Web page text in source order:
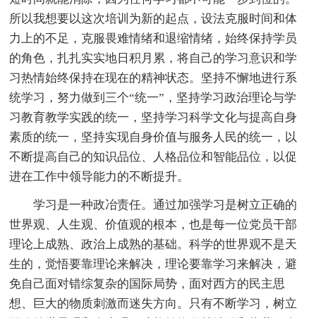
所以我想要以这次培训为新的起点，设法克服时间和体
力上的不足，克服畏难情绪和退缩情绪，始终保持学员
的角色，扎扎实实地日积月累，将自己的学习意识和学
习热情始终保持在现在的精神状态。坚持不懈地进行系
统学习，努力做到三个“统一”，坚持学习政治理论与学
习教育教学实践的统一，坚持学习科学文化与提高自身
素质的统一，坚持实现自身价值与服务人民的统一，以
不断提高自己的知识品位、人格品位和智能品位，以促
进在工作中领导能力的不断提升。
学习是一种政冶责任。通过加强学习是树立正确的
世界观、人生观、价值观的根本，也是每一位党员干部
理论上成熟、政治上成熟的基础。科学的世界观不是天
生的，觉悟要靠理论来解决，理论要靠学习来解决，避
免自己面对错综复杂的国际局势，面对西方的民主思
想、巨大的物质刺激而迷失方向。只有不断学习，树立